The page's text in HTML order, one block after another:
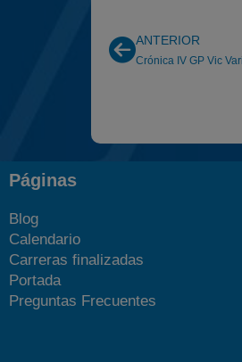
ANTERIOR
Crónica IV GP Vic
Páginas
Blog
Calendario
Carreras finalizadas
Portada
Preguntas Frecuentes